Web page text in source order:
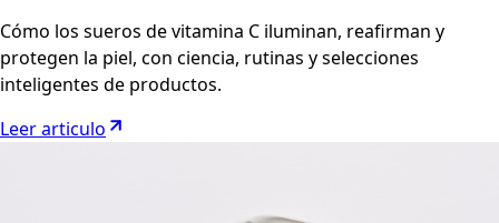
Cómo los sueros de vitamina C iluminan, reafirman y
protegen la piel, con ciencia, rutinas y selecciones
inteligentes de productos.
Leer articulo